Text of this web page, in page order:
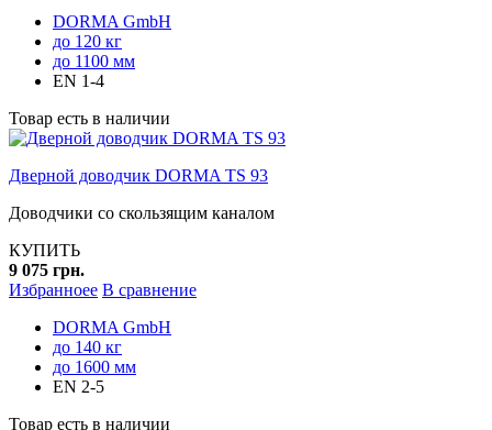
DORMA GmbH
до 120 кг
до 1100 мм
EN 1-4
Товар есть в наличии
Дверной доводчик DORMA TS 93
Доводчики со скользящим каналом
КУПИТЬ
9 075 грн.
Избранноее В сравнение
DORMA GmbH
до 140 кг
до 1600 мм
EN 2-5
Товар есть в наличии